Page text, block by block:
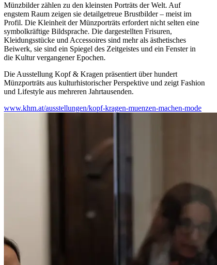
Münzbilder zählen zu den kleinsten Porträts der Welt. Auf
engstem Raum zeigen sie detailgetreue Brustbilder – meist im
Profil. Die Kleinheit der Münzporträts erfordert nicht selten eine
symbolkräftige Bildsprache. Die dargestellten Frisuren,
Kleidungsstücke und Accessoires sind mehr als ästhetisches
Beiwerk, sie sind ein Spiegel des Zeitgeistes und ein Fenster in
die Kultur vergangener Epochen.
Die Ausstellung Kopf & Kragen präsentiert über hundert
Münzporträts aus kulturhistorischer Perspektive und zeigt Fashion
und Lifestyle aus mehreren Jahrtausenden.
www.khm.at/ausstellungen/kopf-kragen-muenzen-machen-mode